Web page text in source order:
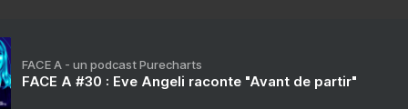
FACE A - un podcast Purecharts
FACE A #30 : Eve Angeli raconte "Avant de partir"